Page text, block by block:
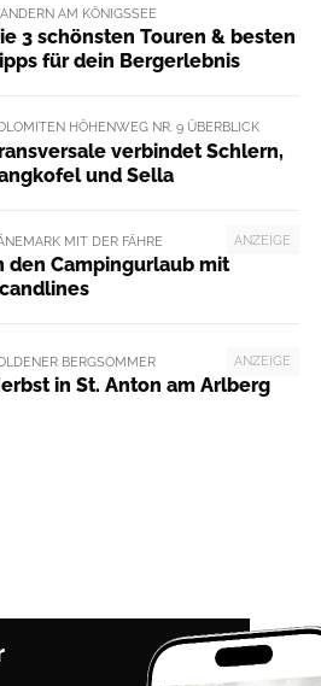
AM KÖNIGSSEE
3 schönsten Touren & besten
für dein Bergerlebnis
HÖHENWEG NR. 9 ÜBERBLICK
verbindet Schlern,
und Sella
ANZEIGE
MIT DER FÄHRE
den Campingurlaub mit
ANZEIGE
BERGSOMMER
in St. Anton am Arlberg